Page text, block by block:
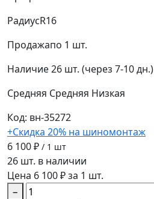
РадиусR16
Продажапо 1 шт.
Наличие26 шт. (через 7-10 дн.)
Средняя Средняя Низкая
Код: вн-35272
+Скидка 20% на шиномонтаж
6 100 ₽ / 1 шт
26 шт. в наличии
Цена 6 100 ₽ за 1 шт.
−